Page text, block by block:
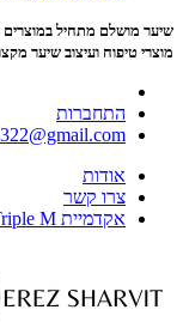
שיער מושלם מתחיל במוצרים
מוצרי טיפוח ועיצוב שיער
התחברות
אודות
צרו קשר
אקדמיית Triple M - ללימודי עיצוב שיער